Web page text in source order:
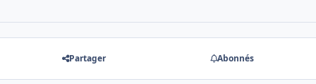
Partager Abonnés